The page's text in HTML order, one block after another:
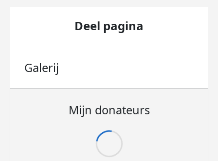
Deel pagina
Galerij
Mijn donateurs